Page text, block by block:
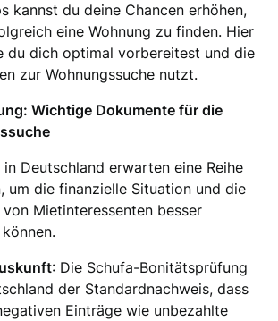
kannst du deine Chancen erhöhen,
eine Wohnung zu finden. Hier
du dich optimal vorbereitest und die
zur Wohnungssuche nutzt.
Wichtige Dokumente für die
Deutschland erwarten eine Reihe
um die finanzielle Situation und die
Mietinteressenten besser
: Die Schufa-Bonitätsprüfung
der Standardnachweis, dass
Einträge wie unbezahlte